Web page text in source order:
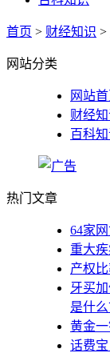
首页 > 财经知识 >
网站分类
网站
财经
百科
热门文章
64家
重大
产权
牙买
是什么
黄金
话费